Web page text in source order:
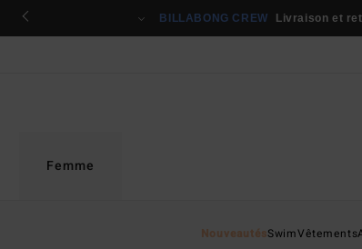
BILLABONG CREW Livraison et
Femme
NouveautésSwimVêtements